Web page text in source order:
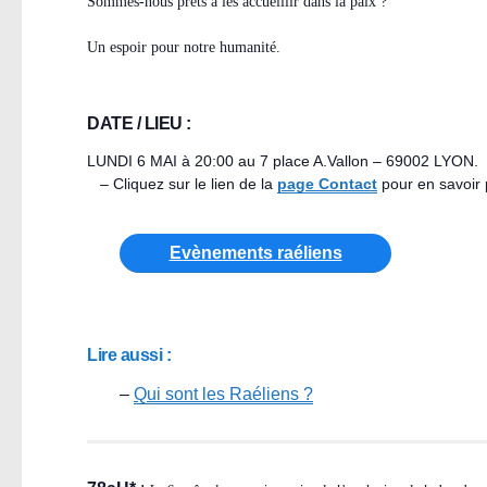
Un espoir pour notre humanité.
DATE / LIEU :
LUNDI 6 MAI à 20:00 au 7 place A.Vallon – 69002 LYON.
– Cliquez sur le lien de la page Contact pour en savoir
Evènements raéliens
Lire aussi :
– Qui sont les Raéliens ?